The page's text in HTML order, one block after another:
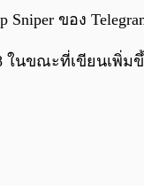
ของ
ขณะที่เขียนเพิ่ม